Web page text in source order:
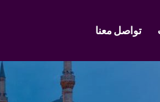
تواصل معنا